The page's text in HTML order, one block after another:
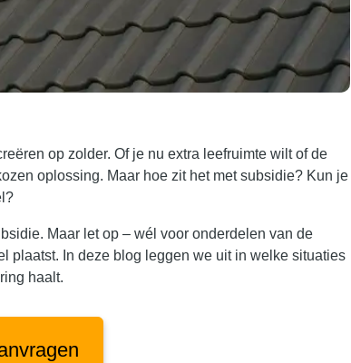
op zolder. Of je nu extra leefruimte wilt of de
oplossing. Maar hoe zit het met subsidie? Kun je
Maar let op – wél voor onderdelen van de
plaatst. In deze blog leggen we uit in welke situaties
haalt.